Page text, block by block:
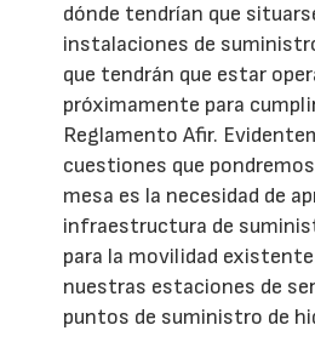
dónde tendrían que
instalaciones de
que tendrán que estar
próximamente para
Reglamento Afir.
cuestiones que
mesa es la necesidad de
infraestructura de
para la movilidad
nuestras estaciones de
puntos de suministro de